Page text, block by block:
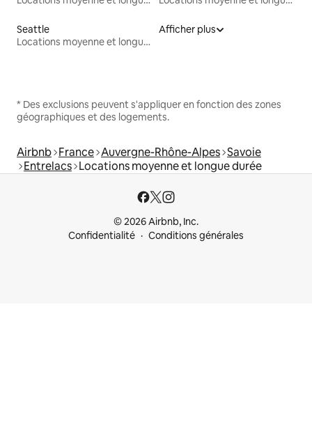
Seattle
Locations moyenne et longue durée
Afficher plus
* Des exclusions peuvent s'appliquer en fonction des zones
géographiques et des logements.
Airbnb France Auvergne-Rhône-Alpes Savoie
Entrelacs Locations moyenne et longue durée
© 2026 Airbnb, Inc.
Confidentialité
Conditions générales